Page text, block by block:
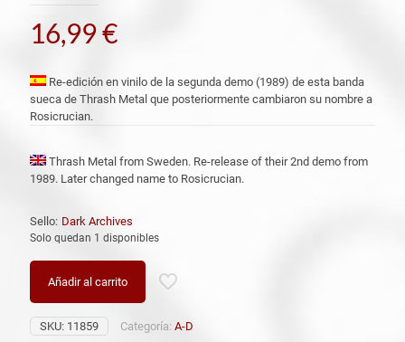
16,99€
Re-edición en vinilo de la segunda demo (1989) de esta banda
sueca de Thrash Metal que posteriormente cambiaron su nombre a
Rosicrucian.
Thrash Metal from Sweden. Re-release of their 2nd demo from
1989. Later changed name to Rosicrucian.
Sello: Dark Archives
Solo quedan 1 disponibles
Añadir al carrito
SKU: 11859 Categoría: A-D